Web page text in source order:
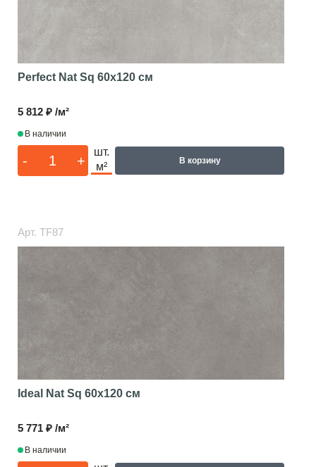
Perfect Nat Sq 60x120 см
5 812 ₽ /м²
В наличии
- +
шт.
м²
В корзину
Арт. TF87
Ideal Nat Sq 60x120 см
5 771 ₽ /м²
В наличии